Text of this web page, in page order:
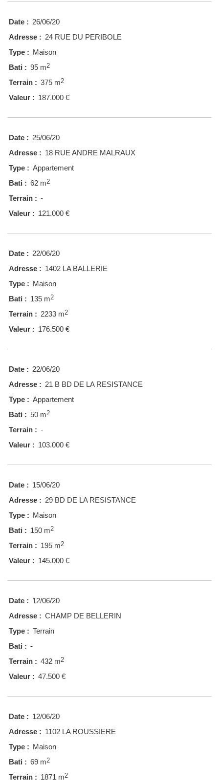
Date : 26/06/20
Adresse : 24 RUE DU PERIBOLE
Type : Maison
Bati : 95 m2
Terrain : 375 m2
Valeur : 187.000 €
Date : 25/06/20
Adresse : 18 RUE ANDRE MALRAUX
Type : Appartement
Bati : 62 m2
Terrain : -
Valeur : 121.000 €
Date : 22/06/20
Adresse : 1402 LA BALLERIE
Type : Maison
Bati : 135 m2
Terrain : 2233 m2
Valeur : 176.500 €
Date : 22/06/20
Adresse : 21 B BD DE LA RESISTANCE
Type : Appartement
Bati : 50 m2
Terrain : -
Valeur : 103.000 €
Date : 15/06/20
Adresse : 29 BD DE LA RESISTANCE
Type : Maison
Bati : 150 m2
Terrain : 195 m2
Valeur : 145.000 €
Date : 12/06/20
Adresse : CHAMP DE BELLERIN
Type : Terrain
Bati : -
Terrain : 432 m2
Valeur : 47.500 €
Date : 12/06/20
Adresse : 1102 LA ROUSSIERE
Type : Maison
Bati : 69 m2
Terrain : 1871 m2